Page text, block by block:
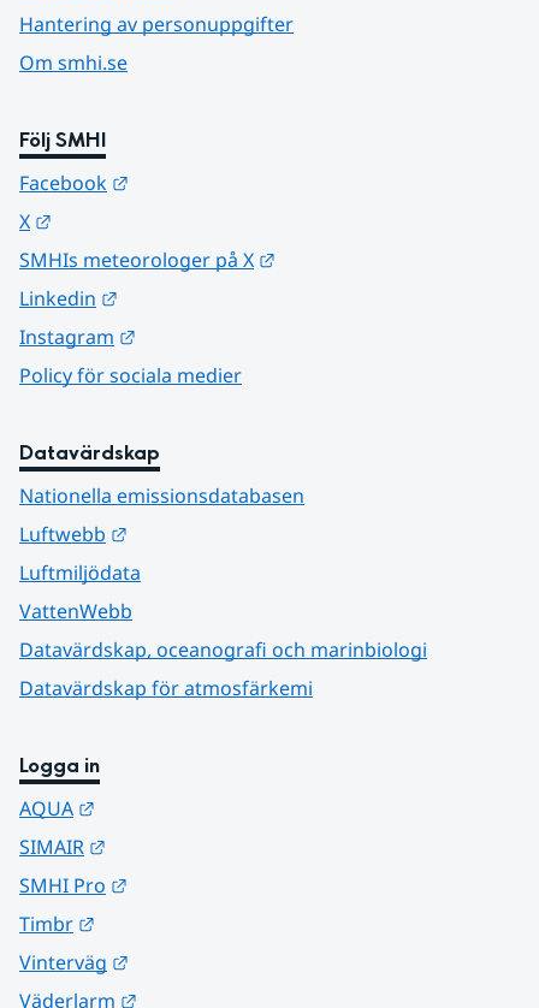
Hantering av personuppgifter
Om smhi.se
Följ SMHI
Facebook
X
SMHIs meteorologer på X
Linkedin
Instagram
Policy för sociala medier
Datavärdskap
Nationella emissionsdatabasen
Luftwebb
Luftmiljödata
VattenWebb
Datavärdskap, oceanografi och marinbiologi
Datavärdskap för atmosfärkemi
Logga in
AQUA
SIMAIR
SMHI Pro
Timbr
Vinterväg
Väderlarm